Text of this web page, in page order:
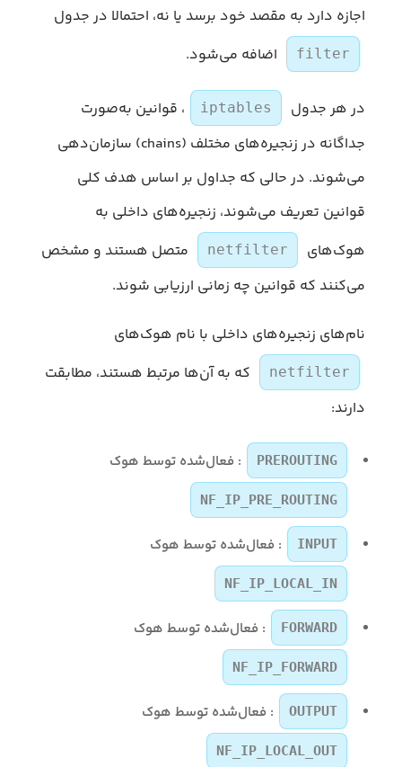
اجازه دارد به مقصد خود برسد یا نه، احتمالا در جدول
filter اضافه می‌شود.
در هر جدول iptables
، قوانین به‌صورت
جداگانه در زنجیره‌های مختلف (chains) سازمان‌دهی
می‌شوند. در حالی که جداول بر اساس هدف کلی
قوانین تعریف می‌شوند، زنجیره‌های داخلی به
هوک‌های
netfilter
متصل هستند و مشخص
می‌کنند که قوانین چه زمانی ارزیابی شوند.
نام‌های زنجیره‌های داخلی با نام هوک‌های
netfilter
که به آن‌ها مرتبط هستند، مطابقت
دارند:
PREROUTING : فعال‌شده توسط هوک
NF_IP_PRE_ROUTING
INPUT : فعال‌شده توسط هوک
NF_IP_LOCAL_IN
FORWARD : فعال‌شده توسط هوک
NF_IP_FORWARD
OUTPUT : فعال‌شده توسط هوک
NF_IP_LOCAL_OUT